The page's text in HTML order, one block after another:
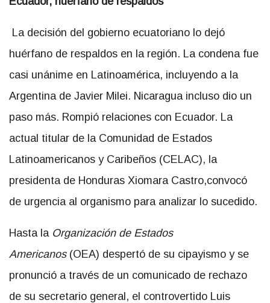
La decisión del gobierno ecuatoriano lo dejó
huérfano de respaldos en la región. La condena fue
casi unánime en Latinoamérica, incluyendo a la
Argentina de Javier Milei. Nicaragua incluso dio un
paso más. Rompió relaciones con Ecuador. La
actual titular de la Comunidad de Estados
Latinoamericanos y Caribeños (CELAC), la
presidenta de Honduras Xiomara Castro,convocó
de urgencia al organismo para analizar lo sucedido.
Hasta la Organización de Estados
Americanos(OEA) despertó de su cipayismo y se
pronunció a través de un comunicado de rechazo
de su secretario general, el controvertido Luis